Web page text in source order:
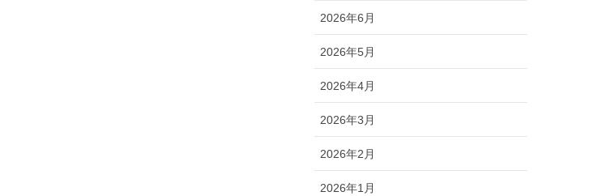
2026年6月
2026年5月
2026年4月
2026年3月
2026年2月
2026年1月